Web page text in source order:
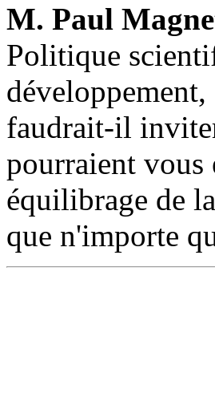
M. Paul
Politique
faudrait-il
pourraient
équilibrage de
que n'importe